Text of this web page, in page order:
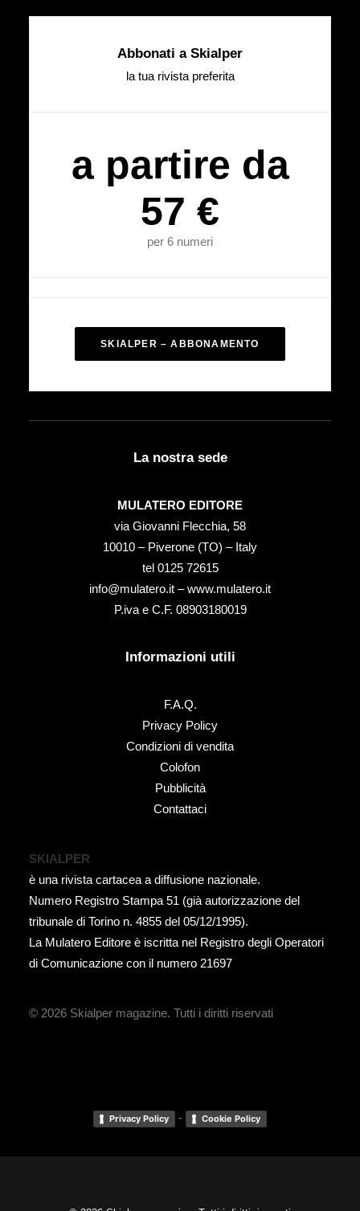
Abbonati a Skialper
la tua rivista preferita
a partire da
57 €
per 6 numeri
SKIALPER – ABBONAMENTO
La nostra sede
MULATERO EDITORE
via Giovanni Flecchia, 58
10010 – Piverone (TO) – Italy
tel ‭0125 72615‬
info@mulatero.it –www.mulatero.it
P.iva e C.F. 08903180019
Informazioni utili
F.A.Q.
Privacy Policy
Condizioni di vendita
Colofon
Pubblicità
Contattaci
SKIALPER
è una rivista cartacea a diffusione nazionale.
Numero Registro Stampa 51 (già autorizzazione del
tribunale di Torino n. 4855 del 05/12/1995).
La Mulatero Editore è iscritta nel Registro degli Operatori
di Comunicazione con il numero 21697
© 2026 Skialper magazine. Tutti i diritti riservati
Privacy Policy - Cookie Policy